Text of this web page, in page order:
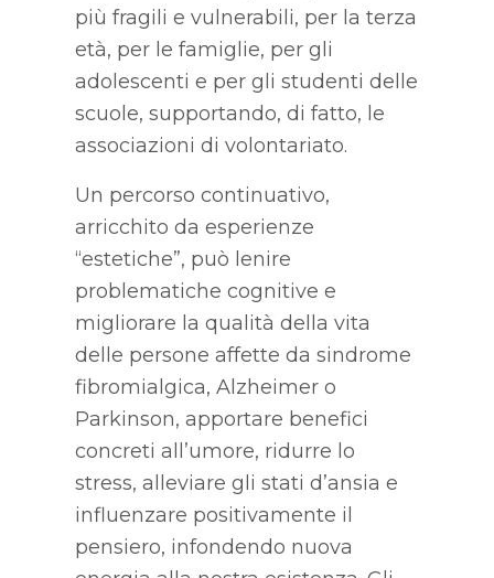
più fragili e vulnerabili, per la terza
età, per le famiglie, per gli
adolescenti e per gli studenti delle
scuole, supportando, di fatto, le
associazioni di volontariato.
Un percorso continuativo,
arricchito da esperienze
“estetiche”, può lenire
problematiche cognitive e
migliorare la qualità della vita
delle persone affette da sindrome
fibromialgica, Alzheimer o
Parkinson, apportare benefici
concreti all’umore, ridurre lo
stress, alleviare gli stati d’ansia e
influenzare positivamente il
pensiero, infondendo nuova